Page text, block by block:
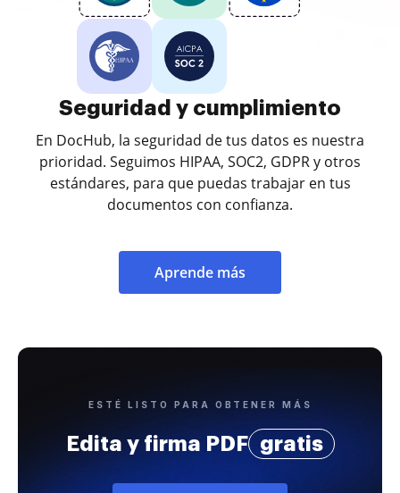
Seguridad y cumplimiento
En DocHub, la seguridad de tus datos es nuestra
prioridad. Seguimos HIPAA, SOC2, GDPR y otros
estándares, para que puedas trabajar en tus
documentos con confianza.
Aprende más
ESTÉ LISTO PARA OBTENER MÁS
Edita y firma PDF gratis